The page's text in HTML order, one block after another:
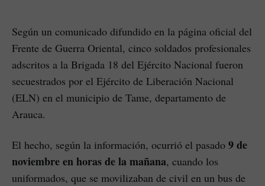
Según un comunicado difundido en la página oficial del
Frente de Guerra Oriental, cinco soldados profesionales
adscritos a la Brigada 18 del Ejército Nacional fueron
secuestrados por el Ejército de Liberación Nacional
(ELN) en el municipio de Tame, departamento de
Arauca.
El hecho, según la información, ocurrió el pasado 9 de
noviembre en horas de la mañana, cuando los
uniformados, que se movilizaban de civil en un bus de